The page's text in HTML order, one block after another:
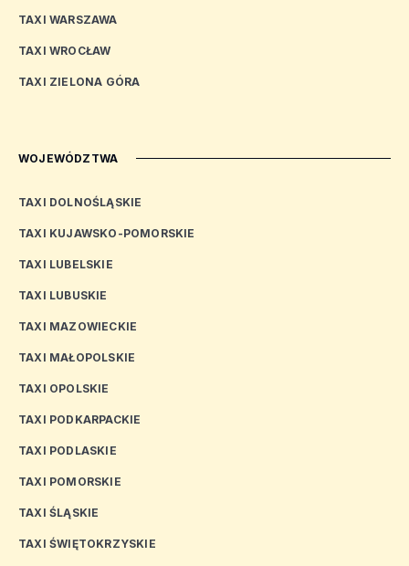
TAXI WARSZAWA
TAXI WROCŁAW
TAXI ZIELONA GÓRA
WOJEWÓDZTWA
TAXI DOLNOŚLĄSKIE
TAXI KUJAWSKO-POMORSKIE
TAXI LUBELSKIE
TAXI LUBUSKIE
TAXI MAZOWIECKIE
TAXI MAŁOPOLSKIE
TAXI OPOLSKIE
TAXI PODKARPACKIE
TAXI PODLASKIE
TAXI POMORSKIE
TAXI ŚLĄSKIE
TAXI ŚWIĘTOKRZYSKIE